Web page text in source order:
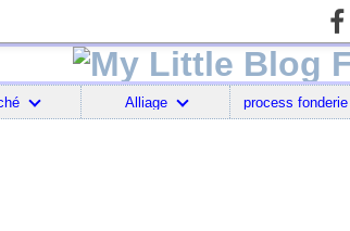
Alliage process fonderie